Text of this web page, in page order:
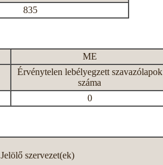
835
ME
Érvénytelen lebélyegzett szavazólapok
száma
0
Jelölő szervezet(ek)